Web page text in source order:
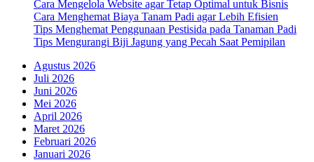
Cara Mengelola Website agar Tetap Optimal untuk Bisnis
Cara Menghemat Biaya Tanam Padi agar Lebih Efisien
Tips Menghemat Penggunaan Pestisida pada Tanaman Padi
Tips Mengurangi Biji Jagung yang Pecah Saat Pemipilan
Agustus 2026
Juli 2026
Juni 2026
Mei 2026
April 2026
Maret 2026
Februari 2026
Januari 2026